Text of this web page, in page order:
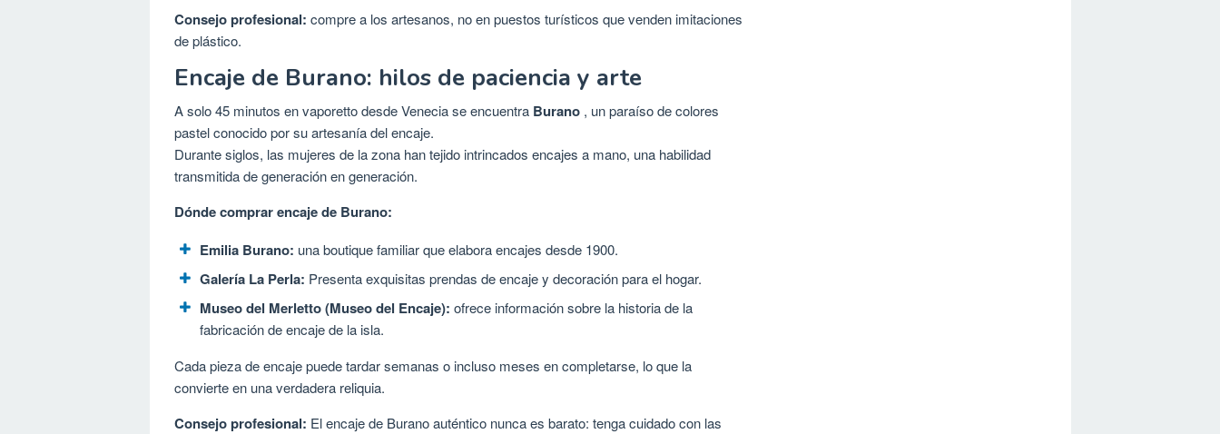
Consejo profesional: compre a los artesanos, no en puestos turísticos que venden imitaciones
de plástico.
Encaje de Burano: hilos de paciencia y arte
A solo 45 minutos en vaporetto desde Venecia se encuentra Burano , un paraíso de colores
pastel conocido por su artesanía del encaje.
Durante siglos, las mujeres de la zona han tejido intrincados encajes a mano, una habilidad
transmitida de generación en generación.
Dónde comprar encaje de Burano:
Emilia Burano: una boutique familiar que elabora encajes desde 1900.
Galería La Perla: Presenta exquisitas prendas de encaje y decoración para el hogar.
Museo del Merletto (Museo del Encaje): ofrece información sobre la historia de la
fabricación de encaje de la isla.
Cada pieza de encaje puede tardar semanas o incluso meses en completarse, lo que la
convierte en una verdadera reliquia.
Consejo profesional: El encaje de Burano auténtico nunca es barato: tenga cuidado con las